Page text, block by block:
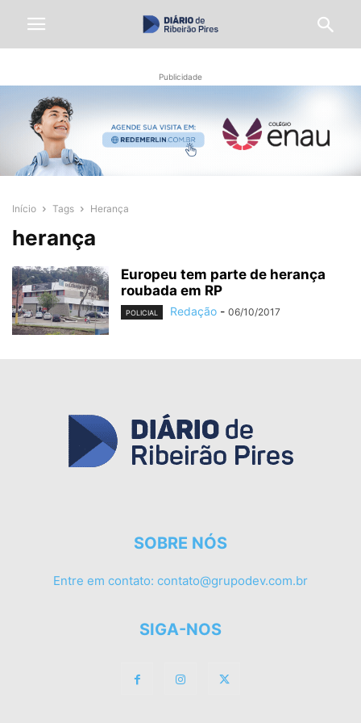
Publicidade
Início Tags Herança
herança
Europeu tem parte de herança
roubada em RP
POLICIAL Redação - 06/10/2017
SOBRE NÓS
Entre em contato: contato@grupodev.com.br
SIGA-NOS